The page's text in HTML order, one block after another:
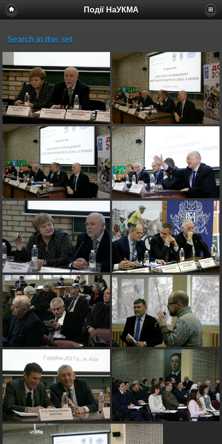
Події НаУКМА
Search in this set